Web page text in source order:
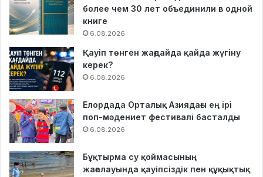
более чем 30 лет объединили в одной
книге
6.08.2026
Қауіп төнген жағдайда қайда жүгіну
керек?
6.08.2026
Елордада Орталық Азиядағы ең ірі
поп-мәдениет фестивалі басталды
6.08.2026
Бұқтырма су қоймасының
жағалауында қауіпсіздік пен құқықтық